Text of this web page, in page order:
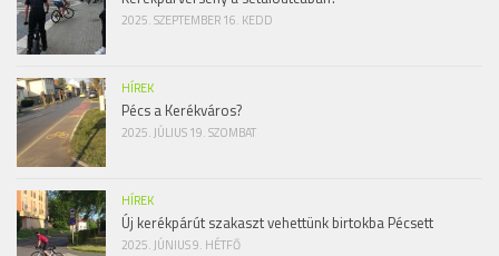
2025. SZEPTEMBER 16. KEDD
HÍREK
Pécs a Kerékváros?
2025. JÚLIUS 19. SZOMBAT
HÍREK
Új kerékpárút szakaszt vehettünk birtokba Pécsett
2025. JÚNIUS 9. HÉTFŐ